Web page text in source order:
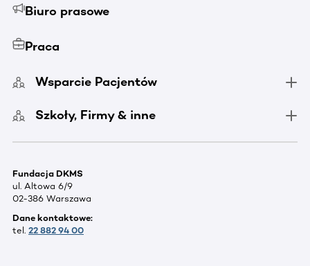
Biuro prasowe
Praca
Wsparcie Pacjentów
Szkoły, Firmy & inne
Fundacja DKMS
ul. Altowa 6/9
02-386 Warszawa
Dane kontaktowe:
tel. 22 882 94 00